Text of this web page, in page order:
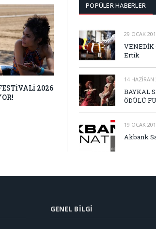
2026
POPÜLER HABERLER
29 OCAK
VENEDİK
Ertik
14 HAZIRAN
BAYKAL
ÖDÜLÜ
19 OCAK
Akbank
GENEL BILGI